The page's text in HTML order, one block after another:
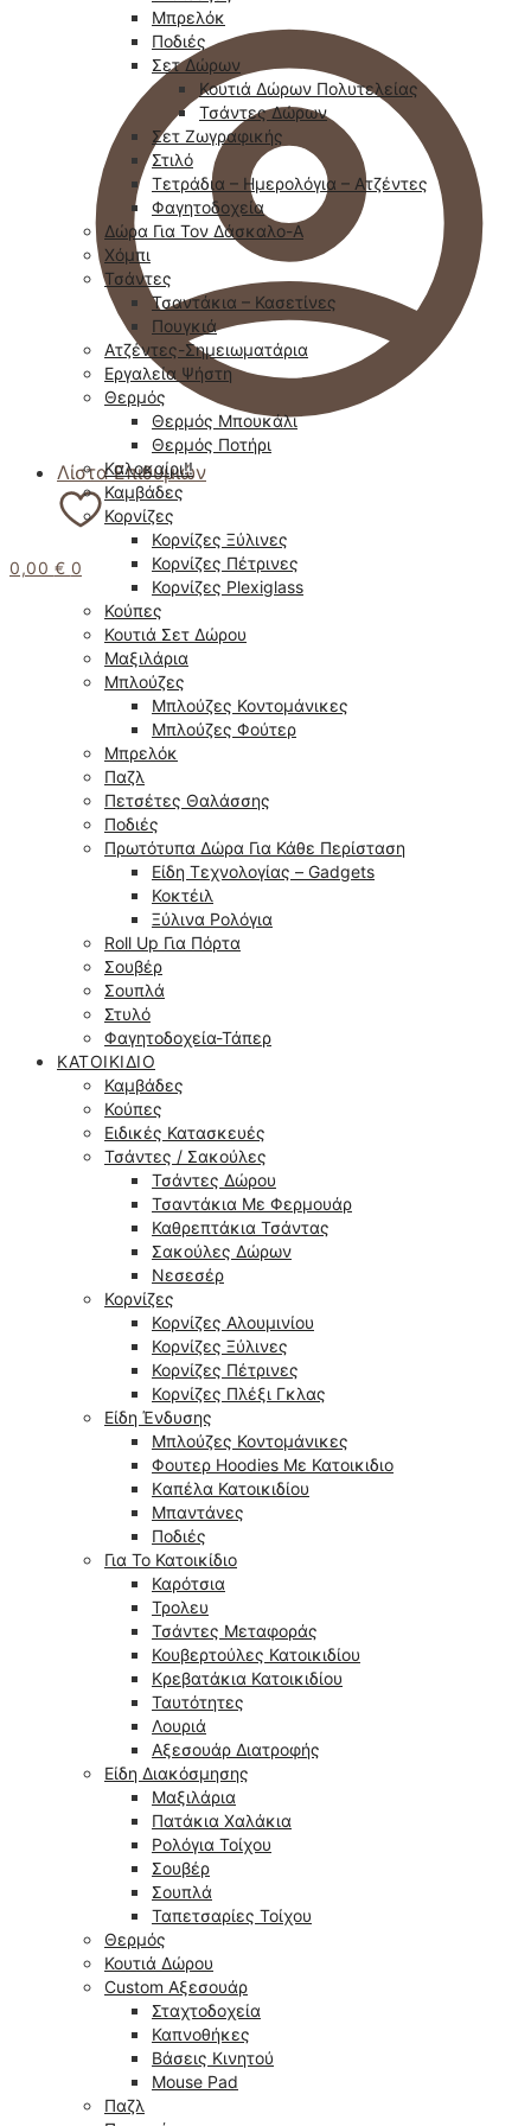
Λίστα Επιθυμιών
0,00 € 0
Μπρελόκ
Ποδιές
Σετ Δώρων
Κουτιά Δώρων Πολυτελείας
Τσάντες Δώρων
Σετ Ζωγραφικής
Στιλό
Τετράδια – Ημερολόγια – Ατζέντες
Φαγητοδοχεία
Δώρα Για Τον Δάσκαλο-Α
Χόμπι
Τσάντες
Τσαντάκια – Κασετίνες
Πουγκιά
Ατζέντες-Σημειωματάρια
Εργαλεία Ψήστη
Θερμός
Θερμός Μπουκάλι
Θερμός Ποτήρι
Καλοκαίρι!!
Καμβάδες
Κορνίζες
Κορνίζες Ξύλινες
Κορνίζες Πέτρινες
Κορνίζες Plexiglass
Κούπες
Κουτιά Σετ Δώρου
Μαξιλάρια
Μπλούζες
Μπλούζες Κοντομάνικες
Μπλούζες Φούτερ
Μπρελόκ
Παζλ
Πετσέτες Θαλάσσης
Ποδιές
Πρωτότυπα Δώρα Για Κάθε Περίσταση
Είδη Τεχνολογίας – Gadgets
Κοκτέιλ
Ξύλινα Ρολόγια
Roll Up Για Πόρτα
Σουβέρ
Σουπλά
Στυλό
Φαγητοδοχεία-Τάπερ
ΚΑΤΟΙΚΊΔΙΟ
Καμβάδες
Κούπες
Ειδικές Κατασκευές
Τσάντες / Σακούλες
Τσάντες Δώρου
Τσαντάκια Με Φερμουάρ
Καθρεπτάκια Τσάντας
Σακούλες Δώρων
Νεσεσέρ
Κορνίζες
Κορνίζες Αλουμινίου
Κορνίζες Ξύλινες
Κορνίζες Πέτρινες
Κορνίζες Πλέξι Γκλας
Είδη Ένδυσης
Μπλούζες Κοντομάνικες
Φουτερ Hoodies Με Κατοικιδιο
Kαπέλα Κατοικιδίου
Μπαντάνες
Ποδιές
Για Το Κατοικίδιο
Καρότσια
Τρολευ
Τσάντες Μεταφοράς
Κουβερτούλες Κατοικιδίου
Κρεβατάκια Κατοικιδίου
Ταυτότητες
Λουριά
Αξεσουάρ Διατροφής
Είδη Διακόσμησης
Μαξιλάρια
Πατάκια Χαλάκια
Ρολόγια Τοίχου
Σουβέρ
Σουπλά
Ταπετσαρίες Τοίχου
Θερμός
Κουτιά Δώρου
Custom Αξεσουάρ
Σταχτοδοχεία
Καπνοθήκες
Βάσεις Κινητού
Mouse Pad
Παζλ